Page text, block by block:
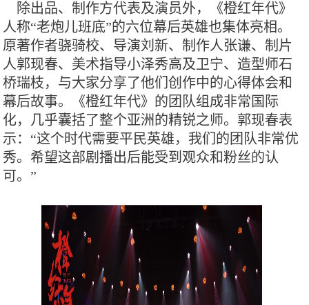
除出品、制作方代表及演员外，《橙红年代》
人称“老炮儿班底”的六位幕后英雄也集体亮相。
原著作者骁骑校、导演刘新、制作人张谦、制片
人郭现春、美术指导小泽秀高及卫宁、造型师石
桥瑞枝，与大家分享了他们创作中的心得体会和
幕后故事。《橙红年代》的团队组成非常国际
化，几乎囊括了整个亚洲的精锐之师。郭现春表
示：“这个时代需要平民英雄，我们的团队非常优
秀。希望这部剧播出后能受到观众和粉丝的认
可。”